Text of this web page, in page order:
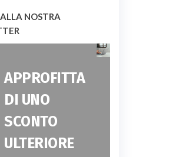
NOSTRA
APPROFITTA
DI UNO
SCONTO
ULTERIORE